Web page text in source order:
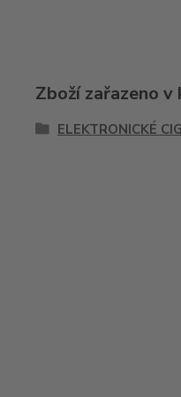
Zboží zařazeno
ELEKTRONICKÉ